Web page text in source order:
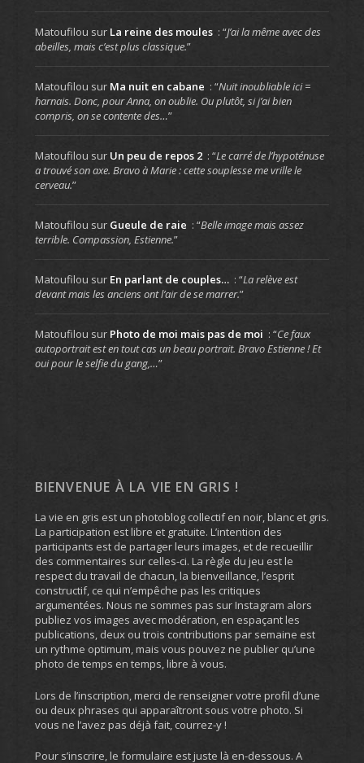
Matoufilou sur La reine des moules : “J’ai la même avec des
abeilles, mais c’est plus classique.”
Matoufilou sur Ma nuit en cabane : “Nuit inoubliable ici =
harnais. Donc, pour Anna, on oublie. Ou plutôt, si j’ai bien
compris, on se contente des…”
Matoufilou sur Un peu de repos 2 : “Le carré de l’hypoténuse
a trouvé son axe. Bravo à Marie : cette souplesse me vrille le
cerveau.”
Matoufilou sur Gueule de raie : “Belle image mais assez
terrible. Compassion, Estienne.”
Matoufilou sur En parlant de couples… : “La relève est
devant mais les anciens ont l’air de se marrer.”
Matoufilou sur Photo de moi mais pas de moi : “Ce faux
autoportrait est en tout cas un beau portrait. Bravo Estienne ! Et
oui pour le selfie du gang,…”
BIENVENUE À LA VIE EN GRIS !
La vie en gris est un photoblog collectif en noir, blanc et gris.
La participation est libre et gratuite. L’intention des
participants est de partager leurs images, et de recueillir
des commentaires sur celles-ci. La règle du jeu est le
respect du travail de chacun, la bienveillance, l’esprit
constructif, ce qui n’empêche pas les critiques
argumentées. Nous ne sommes pas sur Instagram alors
publiez vos images avec modération, en espaçant les
publications, deux ou trois contributions par semaine est
un rythme optimum, mais vous pouvez ne publier qu’une
photo de temps en temps, libre à vous.
Lors de l’inscription, merci de renseigner votre profil d’une
ou deux phrases qui apparaîtront sous votre photo. Si
vous ne l’avez pas déjà fait, courrez-y !
Pour s’inscrire, le formulaire est juste là en-dessous. A